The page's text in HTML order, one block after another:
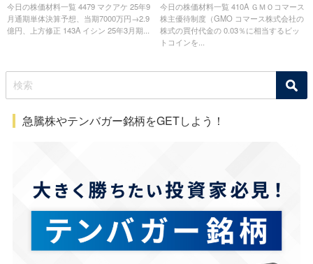
今日の株価材料一覧 4479 マクアケ 25年9
月通期単体決算予想、当期7000万円→2.9
億円、上方修正 143A イシン 25年3月期...
今日の株価材料一覧 410A ＧＭＯコマース
株主優待制度（GMO コマース株式会社の
株式の買付代金の 0.03％に相当するビッ
トコインを...
急騰株やテンバガー銘柄をGETしよう！